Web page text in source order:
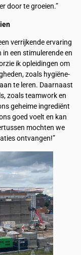
door te groeien.”
verrijkende ervaring
een stimulerende en
ik opleidingen om
zoals hygiëne-
te leren. Daarnaast
zoals teamwork en
geheime ingrediënt
goed voelt en kan
mochten we
ontvangen!”